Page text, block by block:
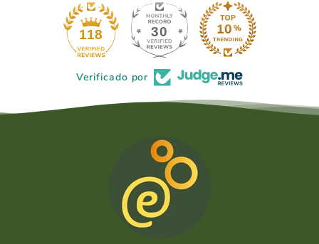
118 30
Verificado por